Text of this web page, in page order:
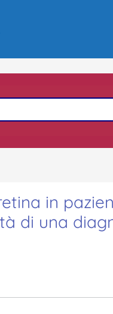
in
di una